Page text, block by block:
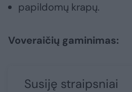
papildomų krapų.
Voveraičių gaminimas:
Susiję straipsniai